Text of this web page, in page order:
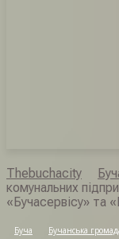
Thebuchacity
комунальних
«Бучасервісу» та
Буча Бучанська